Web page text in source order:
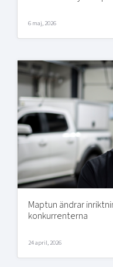
6 maj, 2026
Maptun ändrar
konkurrenterna
24 april, 2026